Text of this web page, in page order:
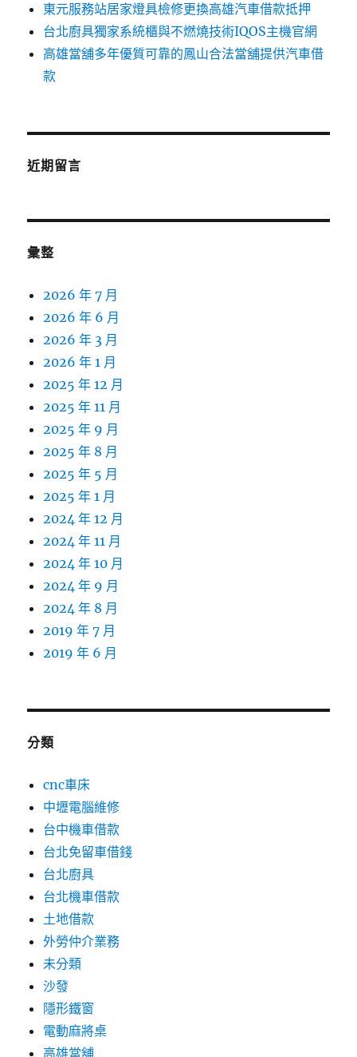
東元服務站居家燈具檢修更換高雄汽車借款抵押
台北廚具獨家系統櫃與不燃燒技術IQOS主機官網
高雄當舖多年優質可靠的鳳山合法當舖提供汽車借
款
近期留言
彙整
2026 年 7 月
2026 年 6 月
2026 年 3 月
2026 年 1 月
2025 年 12 月
2025 年 11 月
2025 年 9 月
2025 年 8 月
2025 年 5 月
2025 年 1 月
2024 年 12 月
2024 年 11 月
2024 年 10 月
2024 年 9 月
2024 年 8 月
2019 年 7 月
2019 年 6 月
分類
cnc車床
中壢電腦維修
台中機車借款
台北免留車借錢
台北廚具
台北機車借款
土地借款
外勞仲介業務
未分類
沙發
隱形鐵窗
電動麻將桌
高雄當舖